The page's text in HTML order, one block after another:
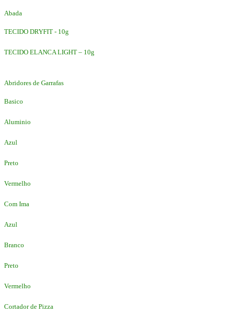
Abada
TECIDO DRYFIT - 10g
TECIDO ELANCA LIGHT – 10g
Abridores de Garrafas
Basico
Aluminio
Azul
Preto
Vermelho
Com Ima
Azul
Branco
Preto
Vermelho
Cortador de Pizza